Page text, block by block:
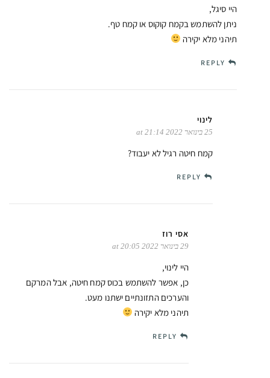
היי סיגל,
ניתן להשתמש בקמח קוקוס או קמח טף.
תיהני מלא יקירה
REPLY
לינוי
25 בינואר 2022 at 21:14
קמח חיטה רגיל לא יעבוד?
REPLY
אסי רוז
29 בינואר 2022 at 20:05
היי לינוי,
כן, אפשר להשתמש בכוס קמח חיטה, אבל המרקם
והערכים התזונתיים ישתנו מעט.
תיהני מלא יקירה
REPLY